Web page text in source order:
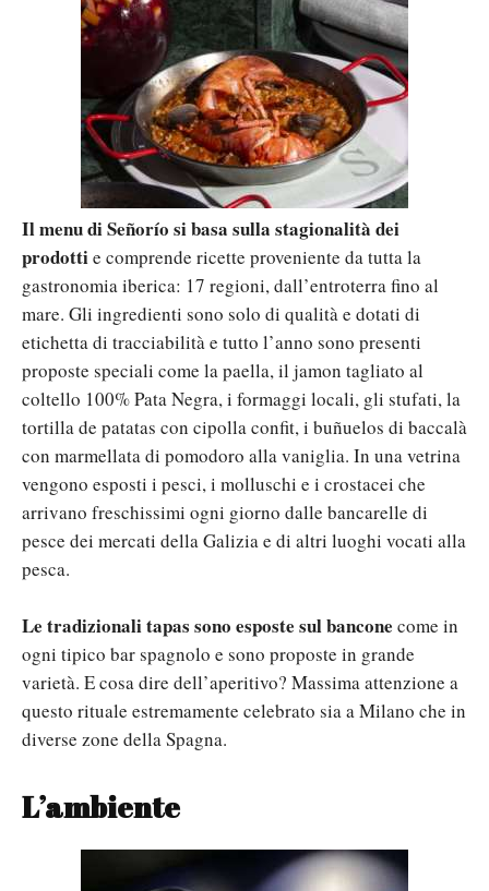
Il menu di Señorío si basa sulla stagionalità dei
prodottie comprende ricette proveniente da tutta la
gastronomia iberica: 17 regioni, dall’entroterra fino al
mare. Gli ingredienti sono solo di qualità e dotati di
etichetta di tracciabilità e tutto l’anno sono presenti
proposte speciali come la paella, il jamon tagliato al
coltello 100% Pata Negra, i formaggi locali, gli stufati, la
tortilla de patatas con cipolla confit, i buñuelos di baccalà
con marmellata di pomodoro alla vaniglia. In una vetrina
vengono esposti i pesci, i molluschi e i crostacei che
arrivano freschissimi ogni giorno dalle bancarelle di
pesce dei mercati della Galizia e di altri luoghi vocati alla
pesca.
Le tradizionali tapas sono esposte sul bancone come in
ogni tipico bar spagnolo e sono proposte in grande
varietà. E cosa dire dell’aperitivo? Massima attenzione a
questo rituale estremamente celebrato sia a Milano che in
diverse zone della Spagna.
L’ambiente